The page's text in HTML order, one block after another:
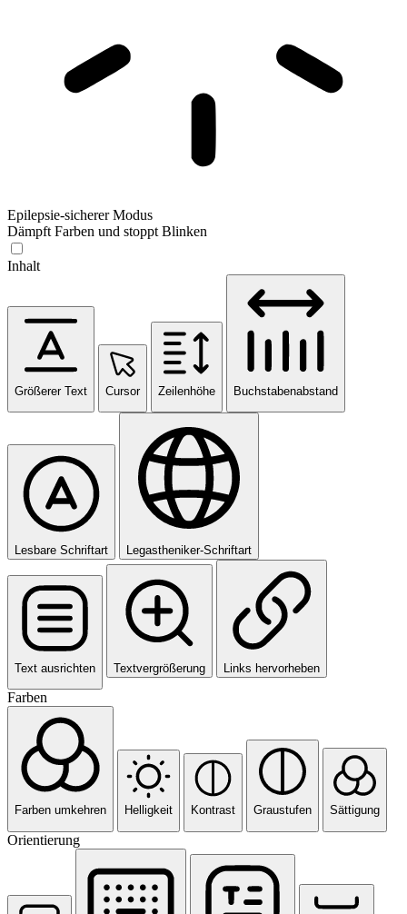
Epilepsie-sicherer Modus
Dämpft Farben und stoppt Blinken
Inhalt
Größerer Text Cursor Zeilenhöhe Buchstabenabstand
Lesbare Schriftart Legastheniker-Schriftart
Text ausrichten Textvergrößerung Links hervorheben
Farben
Farben umkehren Helligkeit Kontrast Graustufen Sättigung
Orientierung